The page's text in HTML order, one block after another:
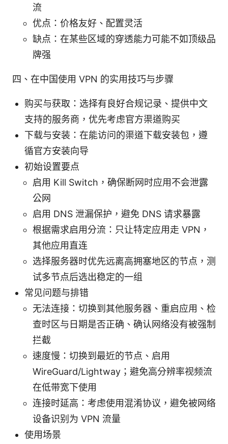
流
优点：价格友好、配置灵活
缺点：在某些区域的穿透能力可能不如顶级品
牌强
四、在中国使用 VPN 的实用技巧与步骤
购买与获取：选择有良好合规记录、提供中文
支持的服务商，优先考虑官方渠道购买
下载与安装：在能访问的渠道下载安装包，遵
循官方安装向导
初始设置要点
启用 Kill Switch，确保断网时应用不会泄露
公网
启用 DNS 泄漏保护，避免 DNS 请求暴露
根据需求启用分流：只让特定应用走 VPN，
其他应用直连
选择服务器时优先远离高拥塞地区的节点，测
试多节点后选出稳定的一组
常见问题与排错
无法连接：切换到其他服务器、重启应用、检
查时区与日期是否正确、确认网络没有被强制
拦截
速度慢：切换到最近的节点、启用
WireGuard/Lightway；避免高分辨率视频流
在低带宽下使用
连接时延高：考虑使用混淆协议，避免被网络
设备识别为 VPN 流量
使用场景